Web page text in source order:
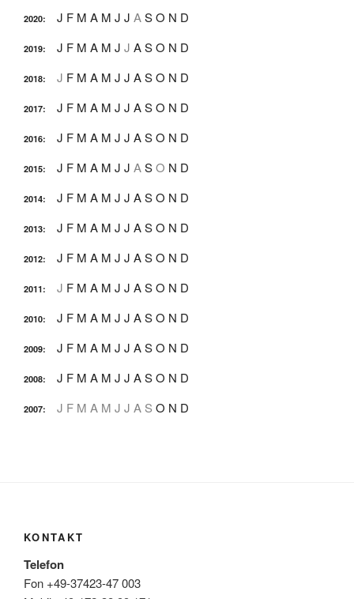
2020: J F M A M J J ASO N D
2019: J F M A M J J ASO N D
2018: J F M A M J J ASO N D
2017: J F M A M J J ASO N D
2016: J F M A M J J ASO N D
2015: J F M A M J J ASO N D
2014: J F M A M J J ASO N D
2013: J F M A M J J ASO N D
2012: J F M A M J J ASO N D
2011: J F M A M J J ASO N D
2010: J F M A M J J ASO N D
2009: J F M A M J J ASO N D
2008: J F M A M J J ASO N D
2007: J F M A M J J A S O N D
KONTAKT
Telefon
Fon +49-37423-47 003